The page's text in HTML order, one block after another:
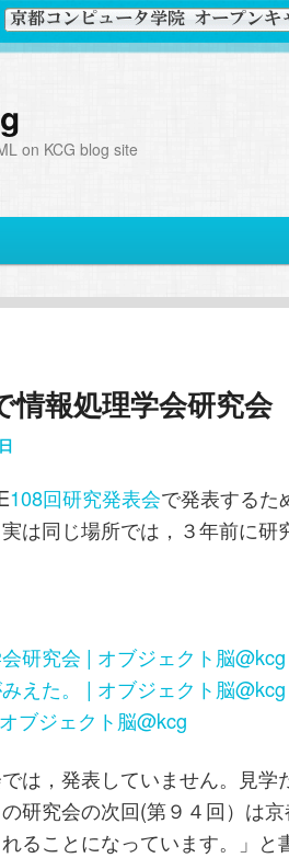
on KCG blog site
情報処理学会研究会
108回研究発表会で発表するた
は同じ場所では，３年前に研
研究会 | オブジェクト脳@kcg
えた。 | オブジェクト脳@kcg
ブジェクト脳@kcg
は，発表していません。見学
研究会の次回(第９４回）は
ることになっています。」と